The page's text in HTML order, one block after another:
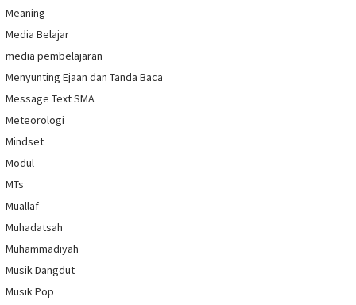
Meaning
Media Belajar
media pembelajaran
Menyunting Ejaan dan Tanda Baca
Message Text SMA
Meteorologi
Mindset
Modul
MTs
Muallaf
Muhadatsah
Muhammadiyah
Musik Dangdut
Musik Pop